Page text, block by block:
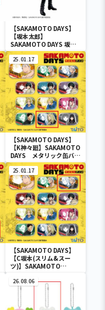
【SAKAMOTO DAYS】
【坂本太郎】
SAKAMOTO DAYS 坂本
太郎フィギュア-その店
長、元・伝説の殺し屋-
25.01.17
【SAKAMOTO DAYS】
【K神々廻】SAKAMOTO
DAYS メタリック缶バッ
ジ
25.01.17
【SAKAMOTO DAYS】
【C坂本(スリム&スー
ツ)】SAKAMOTO
ジ
26.08.06